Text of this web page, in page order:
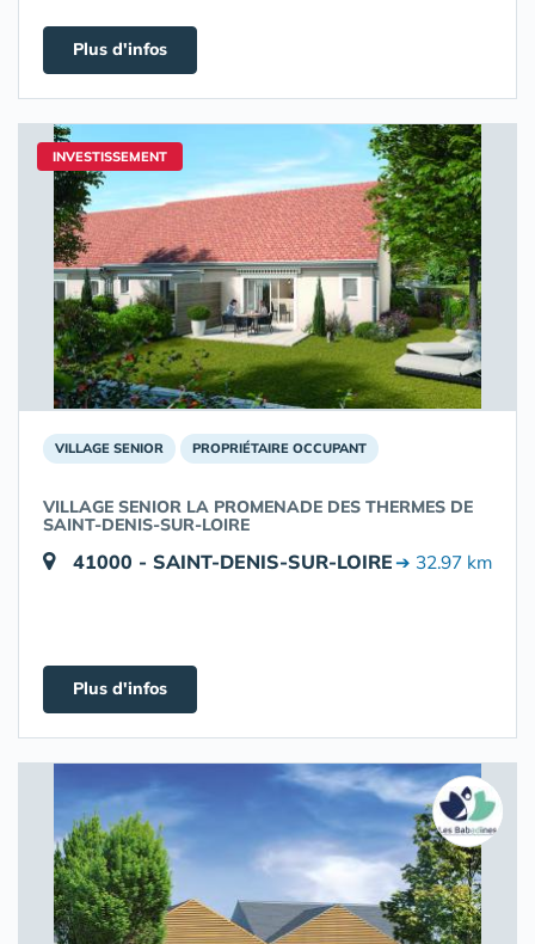
Plus d'infos
INVESTISSEMENT
VILLAGE SENIOR PROPRIÉTAIRE OCCUPANT
VILLAGE SENIOR LA PROMENADE DES THERMES DE
SAINT-DENIS-SUR-LOIRE
41000 - SAINT-DENIS-SUR-LOIRE➔ 32.97 km
Plus d'infos